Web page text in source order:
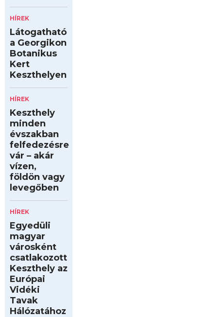
HÍREK
Látogatható
a Georgikon
Botanikus
Kert
Keszthelyen
HÍREK
Keszthely
minden
évszakban
felfedezésre
vár – akár
vízen,
földön vagy
levegőben
HÍREK
Egyedüli
magyar
városként
csatlakozott
Keszthely az
Európai
Vidéki
Tavak
Hálózatához